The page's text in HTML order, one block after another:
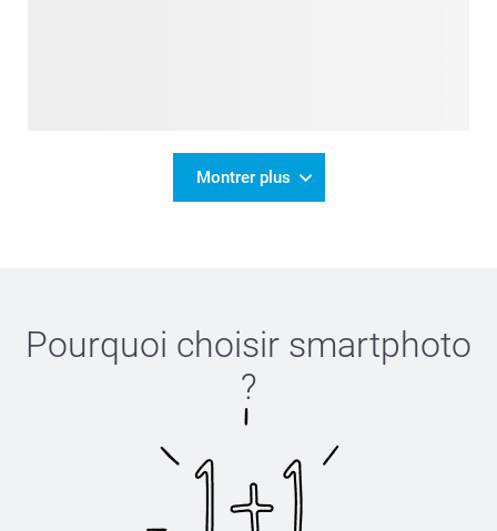
Montrer plus
Pourquoi choisir smartphoto
?